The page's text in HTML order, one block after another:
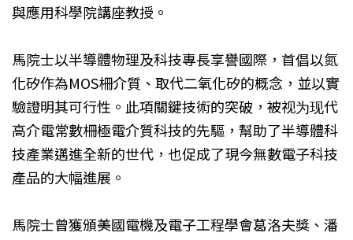
與應用科學院講座教授。
馬院士以半導體物理及科技專長享譽國際，首倡以氮
化矽作為MOS柵介質、取代二氧化矽的概念，並以實
驗證明其可行性。此項關鍵技術的突破，被视为现代
高介電常數柵極電介質科技的先驅，幫助了半導體科
技產業邁進全新的世代，也促成了現今無數電子科技
產品的大幅進展。
馬院士曾獲頒美國電機及電子工程學會葛洛夫獎、潘